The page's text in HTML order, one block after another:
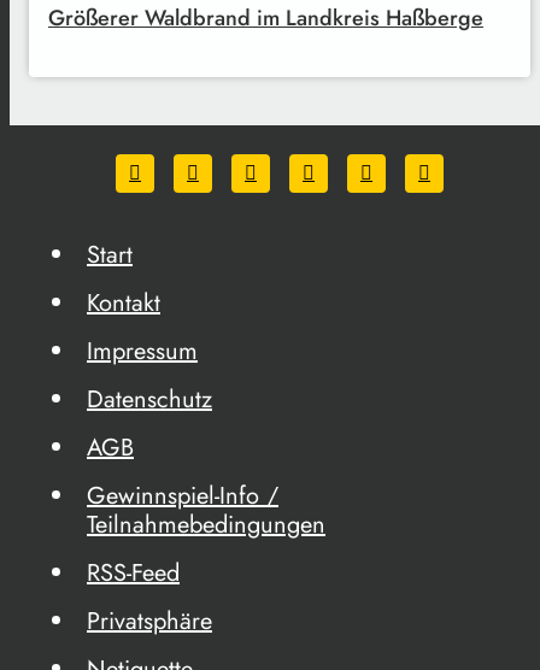
Größerer Waldbrand im Landkreis Haßberge
Start
Kontakt
Impressum
Datenschutz
AGB
Gewinnspiel-Info /
Teilnahmebedingungen
RSS-Feed
Privatsphäre